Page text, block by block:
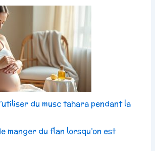
du musc tahara pendant la
manger du flan lorsqu’on est